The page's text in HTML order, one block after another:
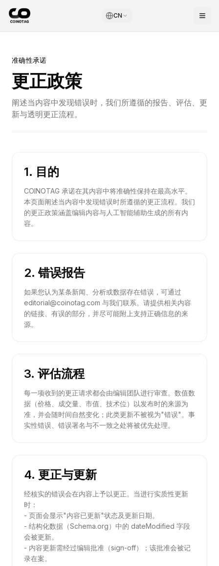
CN
准确性承诺
更正政策
阐述当内容中发现错误时，我们所遵循的报告、评估、更
新与透明更正流程。
1. 目的
COINOTAG 承诺在其内容中将准确性保持在最高水平。
本页面阐述当内容中发现错误时所遵循的更正流程。我们
的更正政策涵盖编辑内容与人工智能辅助生成的所有内
容。
2. 错误报告
如果您认为某条新闻、分析或数据存在错误，可通过
editorial@coinotag.com 与我们联系。请提供相关内容
的链接、有误的部分，并尽可能附上支持正确信息的来
源。
3. 评估流程
每一项收到的更正请求都会由编辑团队进行审查。数值数
据（价格、成交量、市值、技术位）以发布时的来源为
准，并会随时间自然变化；此类更新不被视为"错误"。事
实性错误、错误署名与不一致之处将被优先处理。
4. 更正与更新
经核实的错误会在内容上予以更正。当进行实质性更新
时：
- 页面会显示"内容已更新"状态及更新日期。
- 结构化数据（Schema.org）中的 dateModified 字段
会被更新。
- 内容更新需经过编辑批准（sign-off）；该批准会被记
录在案。